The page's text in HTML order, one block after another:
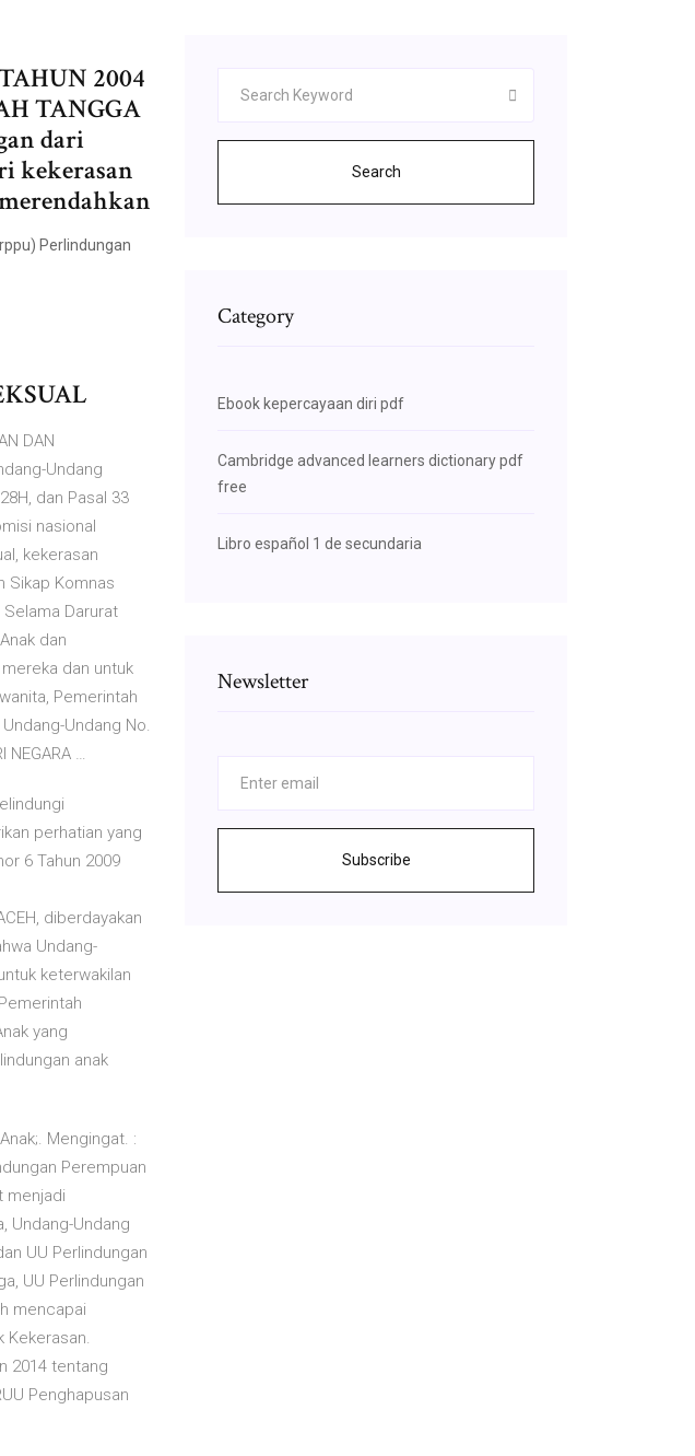
2004
TANGGA
dari
kekerasan
Perlindungan
DAN
Undang
dan Pasal 33
nasional
kekerasan
Sikap Komnas
Darurat
dan
dan untuk
Pemerintah
Undang No.
NEGARA …
perhatian yang
6 Tahun 2009
diberdayakan
Undang-
keterwakilan
yang
anak
Mengingat. :
Perempuan
menjadi
Undang-Undang
UU Perlindungan
UU Perlindungan
mencapai
Kekerasan.
2014 tentang
Penghapusan
Search
Category
Ebook kepercayaan diri pdf
Cambridge advanced learners dictionary pdf
free
Libro español 1 de secundaria
Newsletter
Subscribe